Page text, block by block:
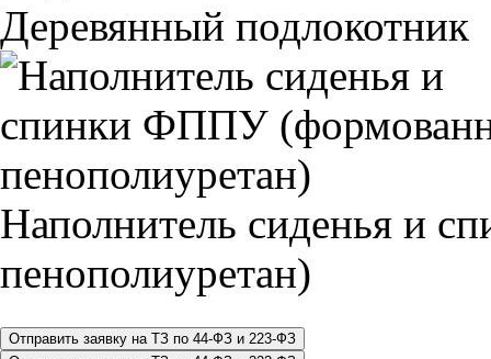
Деревянный подлокотник
Наполнитель сиденья и
пенополиуретан)